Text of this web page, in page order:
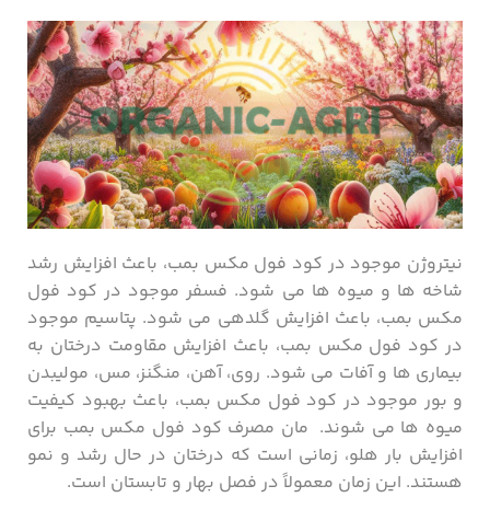
نیتروژن موجود در کود فول مکس بمب، باعث افزایش رشد
شاخه ها و میوه ها می شود. فسفر موجود در کود فول
مکس بمب، باعث افزایش گلدهی می شود. پتاسیم موجود
در کود فول مکس بمب، باعث افزایش مقاومت درختان به
بیماری ها و آفات می شود. روی، آهن، منگنز، مس، مولیبدن
و بور موجود در کود فول مکس بمب، باعث بهبود کیفیت
میوه ها می شوند. مان مصرف کود فول مکس بمب برای
افزایش بار هلو، زمانی است که درختان در حال رشد و نمو
هستند. این زمان معمولاً در فصل بهار و تابستان است.